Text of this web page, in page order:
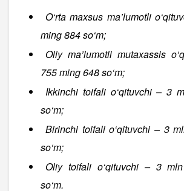
O‘rta maxsus ma’lumotli
ming 884 so‘m;
Oliy ma’lumotli mutaxassis
755 ming 648 so‘m;
Ikkinchi toifali o‘qituvchi – 3
so‘m;
Birinchi toifali o‘qituvchi – 3
so‘m;
Oliy toifali o‘qituvchi – 3
so‘m.